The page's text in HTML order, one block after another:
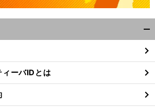
閉
る
ーバIDとは